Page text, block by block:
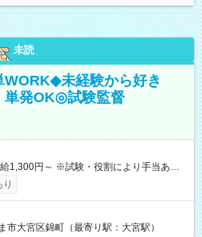
未読
未経験から好き
単発OK◎試験監督
あり 【即給（前払い）オプションあ
、勤務から1週間ほどで給与の一部を受け
8:30～17:30（休憩1時間） 時給1,300円
＋交通費 ※当日の役割により時給＋100
市大宮区錦町（最寄り駅：大宮駅）